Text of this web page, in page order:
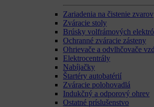
Zariadenia na čistenie zvarov
Zváracie stoly
Brúsky volfrámových
Ochranné zváracie zásteny
Ohrievače a odvlhčovače
Elektrocentrály
Nabíjačky
Štartéry autobatérií
Zváracie polohovadlá
Indukčný a odporový ohrev
Ostatné príslušenstvo